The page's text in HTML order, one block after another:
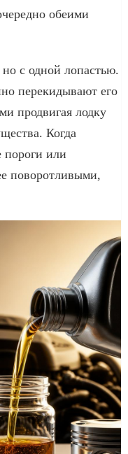
обеими
с одной лопастью.
перекидывают его
продвигая лодку
Когда
пороги или
поворотливыми,